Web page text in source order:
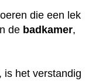
die een lek
de badkamer,
is het verstandig